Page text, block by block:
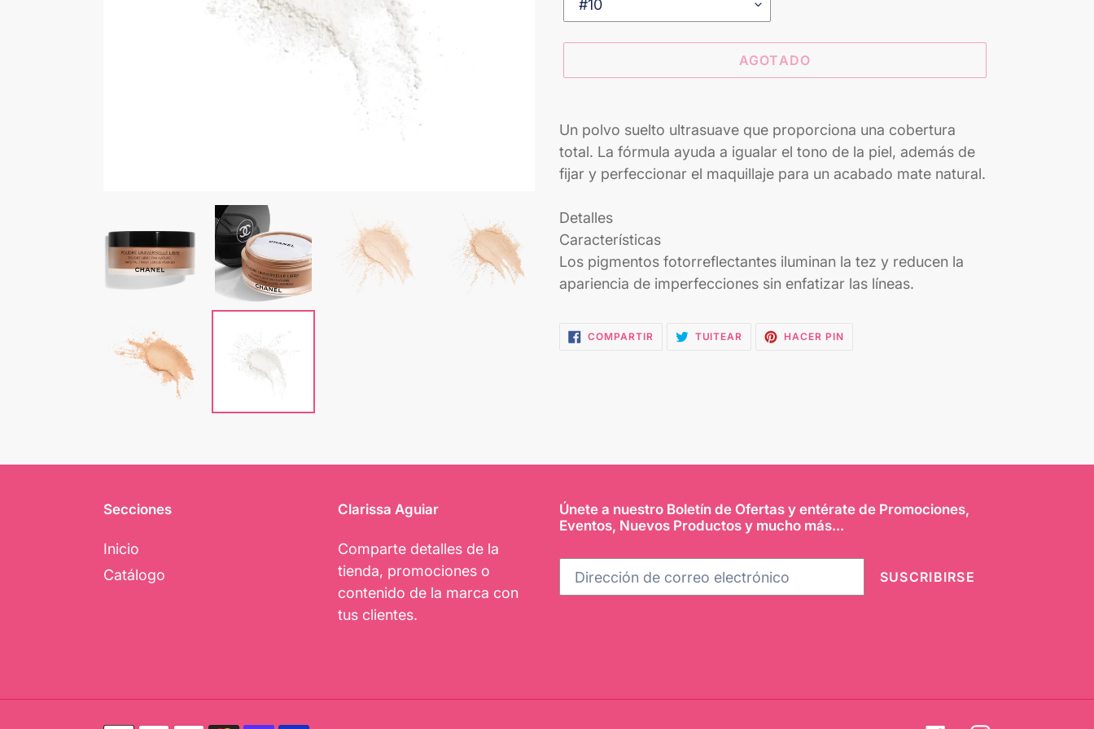
AGOTADO
el
producto
a
carrito
Un polvo suelto ultrasuave que proporciona una cobertura
total. La fórmula ayuda a igualar el tono de la piel, además de
fijar y perfeccionar el maquillaje para un acabado mate natural.
Detalles
Características
Los pigmentos fotorreflectantes iluminan la tez y reducen la
apariencia de imperfecciones sin enfatizar las líneas.
COMPARTIRCOMPARTIR
EN
TUITEAR TUITEARHACER PINPINEAR
EN
Secciones
Inicio
Catálogo
Clarissa Aguiar
Comparte detalles de la
tienda, promociones o
contenido de la marca con
tus clientes.
Únete a nuestro Boletín de Ofertas y entérate de Promociones,
Eventos, Nuevos Productos y mucho más...
SUSCRIBIRSE